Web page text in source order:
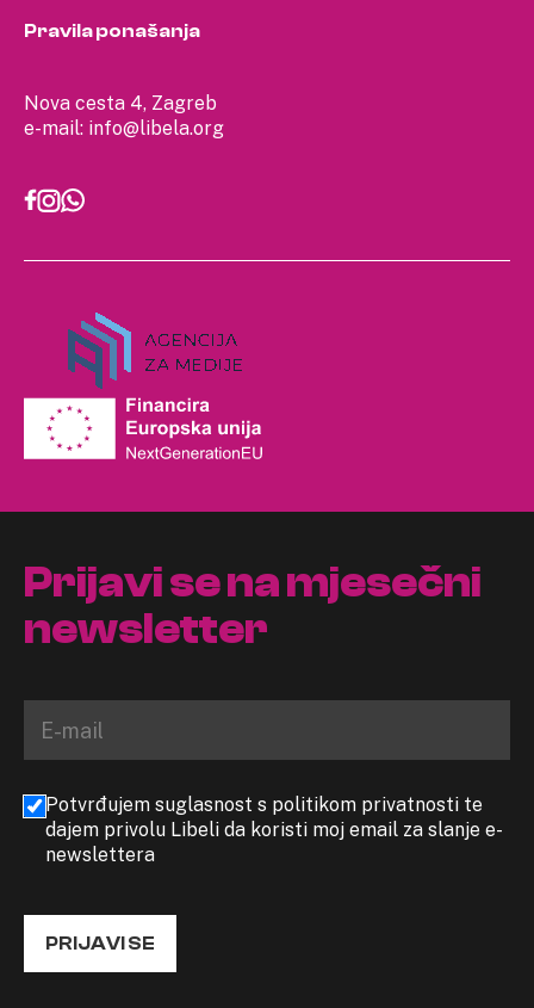
Nova cesta 4, Zagreb
e-mail: info@libela.org
Pravila ponašanja
Prijavi se na mjesečni
newsletter
Potvrđujem suglasnost s politikom privatnosti te
dajem privolu Libeli da koristi moj email za slanje e-
newslettera
PRIJAVI SE